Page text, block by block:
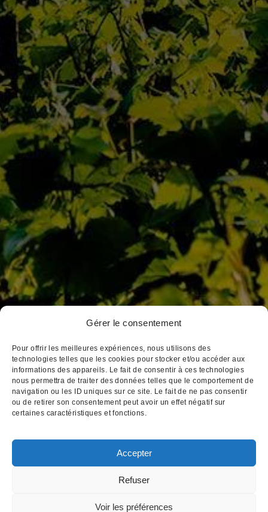
Gérer le consentement
Pour offrir les meilleures expériences, nous utilisons des
technologies telles que les cookies pour stocker et/ou accéder aux
informations des appareils. Le fait de consentir à ces technologies
nous permettra de traiter des données telles que le comportement de
navigation ou les ID uniques sur ce site. Le fait de ne pas consentir
ou de retirer son consentement peut avoir un effet négatif sur
certaines caractéristiques et fonctions.
Accepter
Refuser
Voir les préférences
Pour visiter notre site web, vous devez avoir l'âge légal pour acheter et
L’Équipe
Contact
Actualités
Nos Maisons
Nos Domaines
D’Autrefois
Jaffelin
Pierre Ponnelle
Louis Violland
Louis Chavy
Dufouleur Père & Fils
3, place Notre Dame
Tél : 03 80 26 33 00
Fax : 03 80 24 14 84
Email : cva@cva-beaune.fr
consommez avec modération